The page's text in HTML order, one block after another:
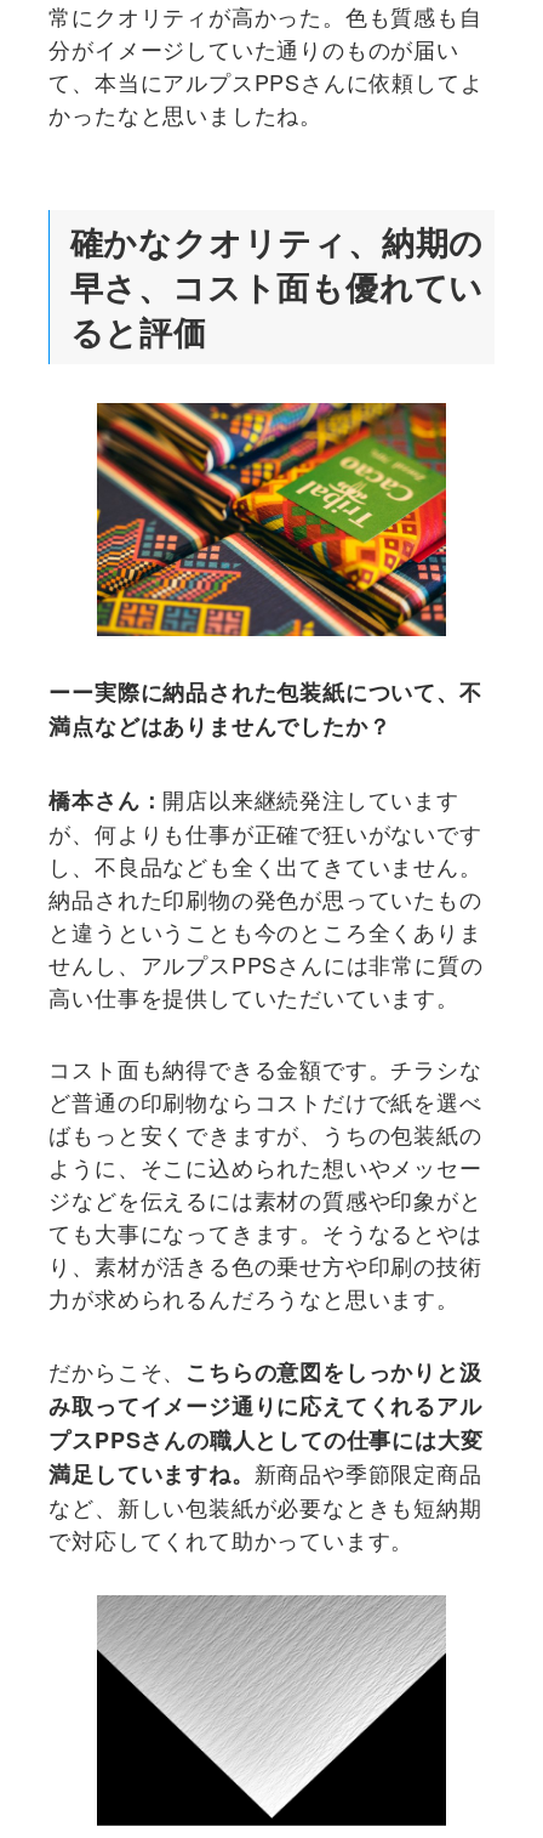
常にクオリティが高かった。色も質感も自
分がイメージしていた通りのものが届い
て、本当にアルプスPPSさんに依頼してよ
かったなと思いましたね。
確かなクオリティ、納期の
早さ、コスト面も優れてい
ると評価
ーー実際に納品された包装紙について、不
満点などはありませんでしたか？
橋本さん： 開店以来継続発注しています
が、何よりも仕事が正確で狂いがないです
し、不良品なども全く出てきていません。
納品された印刷物の発色が思っていたもの
と違うということも今のところ全くありま
せんし、アルプスPPSさんには非常に質の
高い仕事を提供していただいています。
コスト面も納得できる金額です。チラシな
ど普通の印刷物ならコストだけで紙を選べ
ばもっと安くできますが、うちの包装紙の
ように、そこに込められた想いやメッセー
ジなどを伝えるには素材の質感や印象がと
ても大事になってきます。そうなるとやは
り、素材が活きる色の乗せ方や印刷の技術
力が求められるんだろうなと思います。
だからこそ、 こちらの意図をしっかりと汲
み取ってイメージ通りに応えてくれるアル
プスPPSさんの職人としての仕事には大変
満足していますね。 新商品や季節限定商品
など、新しい包装紙が必要なときも短納期
で対応してくれて助かっています。